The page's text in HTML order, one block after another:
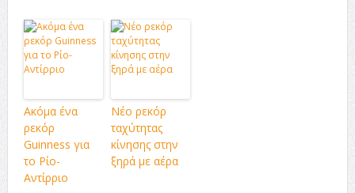
Ακόμα ένα
ρεκόρ
Guinness για
το Ρίο-
Αντίρριο
Νέο ρεκόρ
ταχύτητας
κίνησης στην
ξηρά με αέρα